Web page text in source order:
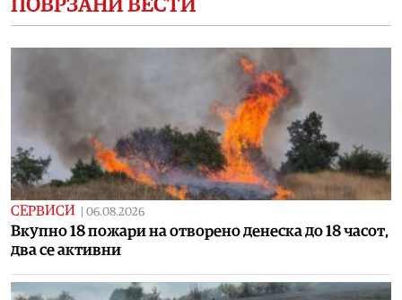
ПОВРЗАНИ ВЕСТИ
СЕРВИСИ | 06.08.2026
Вкупно 18 пожари на отворено денеска до 18 часот,
два се активни